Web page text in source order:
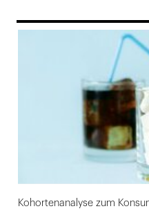
Kohortenanalyse zum